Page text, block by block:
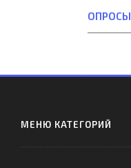
ОПРОСЫ
МЕНЮ КАТЕГОРИЙ